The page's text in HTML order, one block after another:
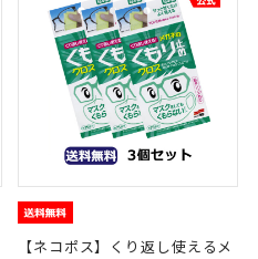
【ネコポス】くり返し使えるメ